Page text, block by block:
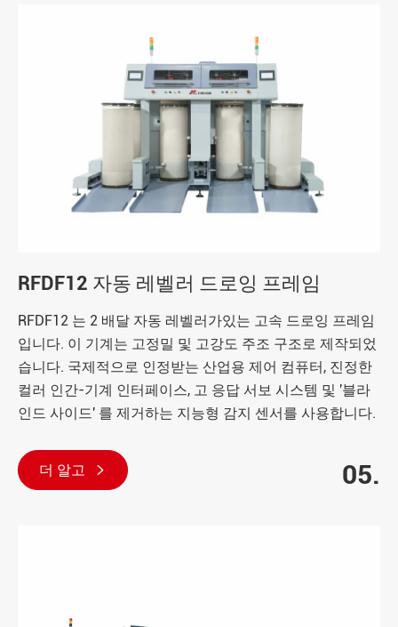
RFDF12 자동 레벨러 드로잉 프레임
RFDF12 는 2 배달 자동 레벨러가있는 고속 드로잉 프레임
입니다. 이 기계는 고정밀 및 고강도 주조 구조로 제작되었
습니다. 국제적으로 인정받는 산업용 제어 컴퓨터, 진정한
컬러 인간-기계 인터페이스, 고 응답 서보 시스템 및 '블라
인드 사이드' 를 제거하는 지능형 감지 센서를 사용합니다.
더 알고  05.